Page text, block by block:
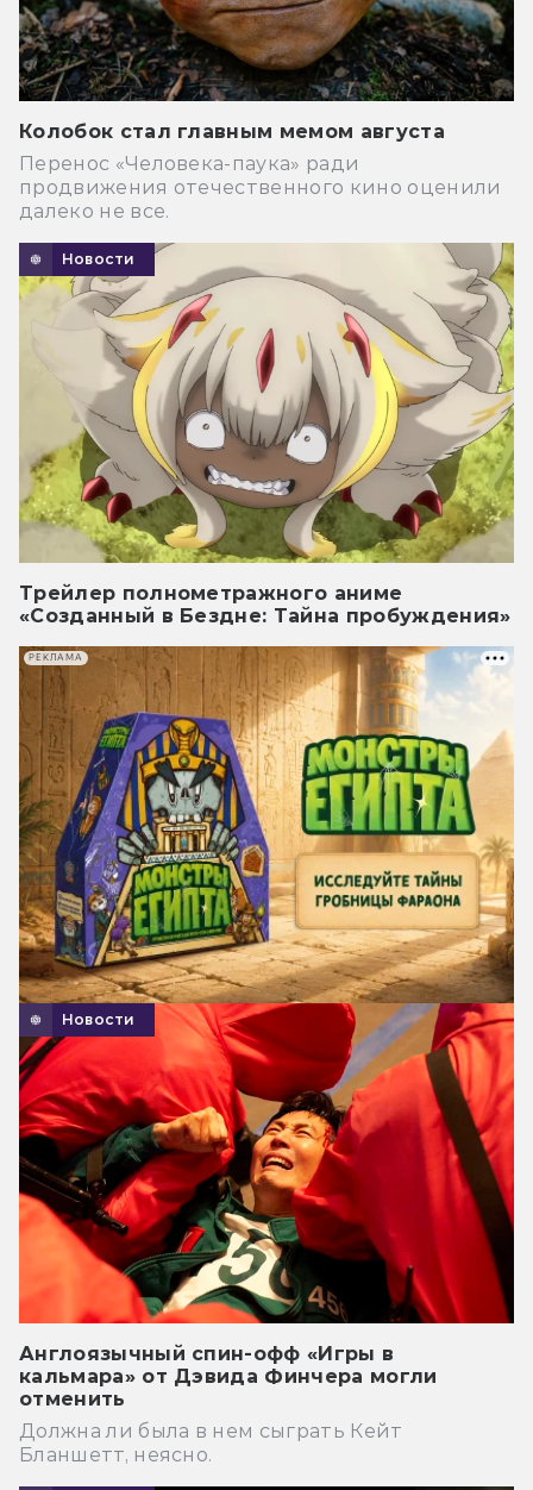
Колобок стал главным мемом августа
Перенос «Человека-паука» ради
продвижения отечественного кино оценили
далеко не все.
Новости
Трейлер полнометражного аниме
«Созданный в Бездне: Тайна пробуждения»
Новости
Англоязычный спин-офф «Игры в
кальмара» от Дэвида Финчера могли
отменить
Должна ли была в нем сыграть Кейт
Бланшетт, неясно.
РЕКЛАМА